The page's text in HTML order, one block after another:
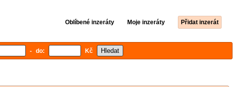
Oblíbené inzeráty Moje inzeráty Přidat inzerát
- do: Kč